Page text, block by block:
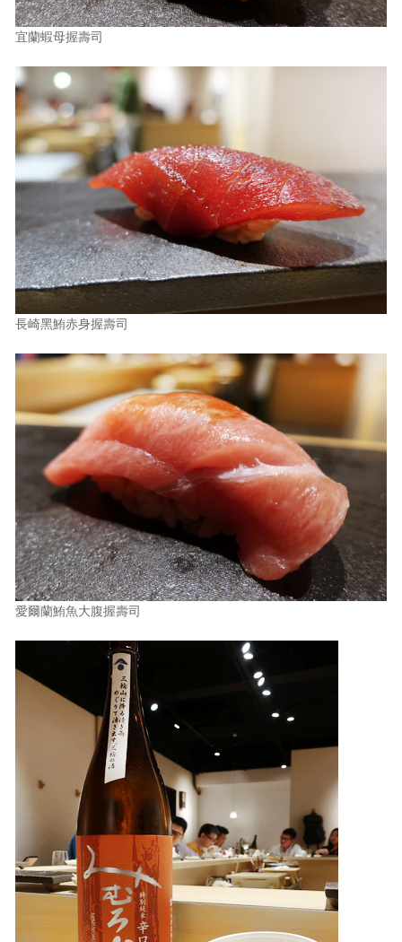
宜蘭蝦母握壽司
長崎黑鮪赤身握壽司
愛爾蘭鮪魚大腹握壽司